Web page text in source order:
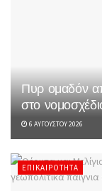
Πυρ ομαδόν
στο
6 ΑΥΓΟΎΣΤΟΥ 2026
ΕΠΙΚΑΙΡΌΤΗΤΑ